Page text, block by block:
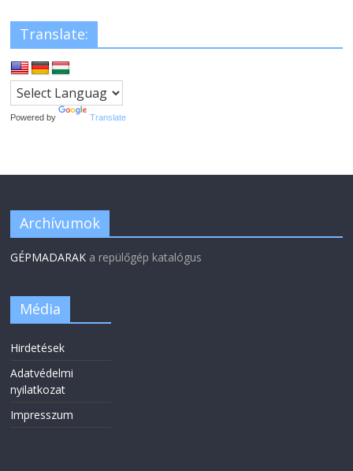
Translate:
Powered by Translate
Archívumok
GÉPMADARAK a repülőgép katalógus
Média
Hirdetések
Adatvédelmi
nyilatkozat
Impresszum